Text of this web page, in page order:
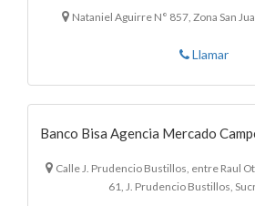
Nataniel Aguirre N° 857, Zona San
Llamar
Banco Bisa Agencia Mercado
Calle J. Prudencio Bustillos, entre Raul
61, J. Prudencio Bustillos,